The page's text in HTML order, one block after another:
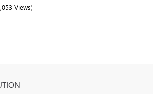
Views